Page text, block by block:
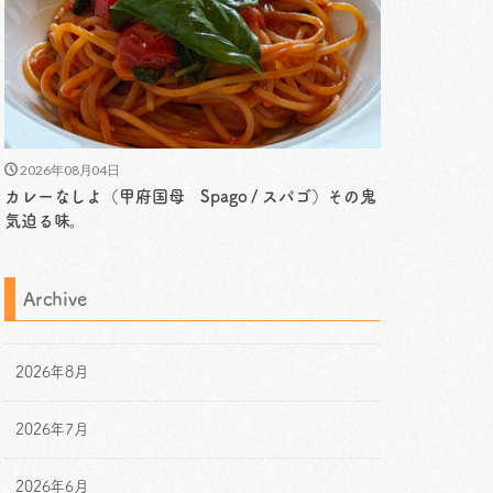
2026年08月04日
カレーなしよ（甲府国母 Spago / スパゴ）その鬼
気迫る味。
Archive
2026年8月
2026年7月
2026年6月